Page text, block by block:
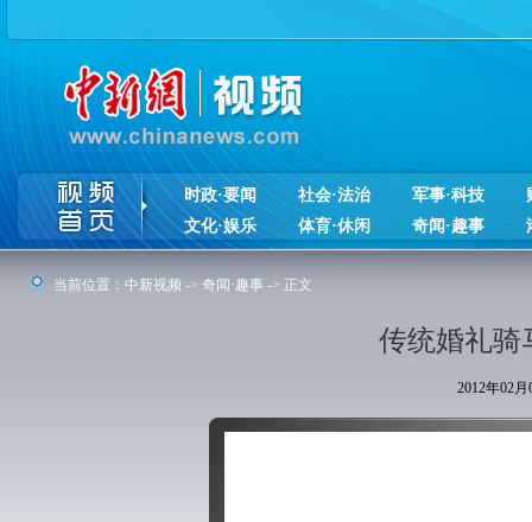
时政·要闻 社会·法治 军事·科技
文化·娱乐
体育·休闲 奇闻·趣事
当前位置： 中新视频 -> 奇闻·趣事 -> 正文
传统婚礼骑
2012年02